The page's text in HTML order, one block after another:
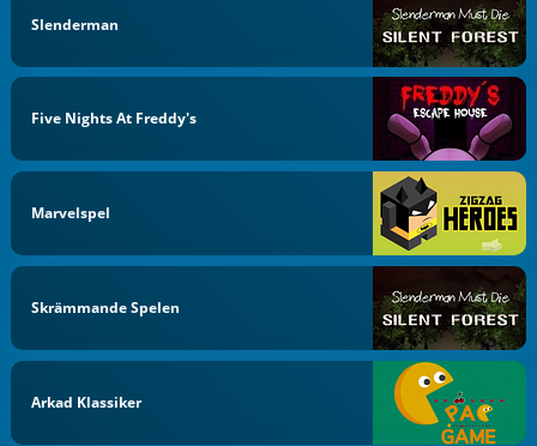
Slenderman
Five Nights At Freddy's
Marvelspel
Skrämmande Spelen
Arkad Klassiker